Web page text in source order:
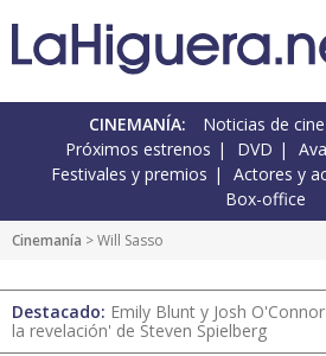
CINEMANÍA: Noticias de cine
Próximos estrenos
DVD
Festivales y premios
Actores y
Box-office
Cinemanía > Will Sasso
Destacado: Emily Blunt y Josh
la revelación' de Steven Spielberg